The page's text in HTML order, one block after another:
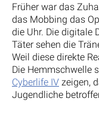
Früher war das
das Mobbing das
die Uhr. Die digitale
Täter sehen die
Weil diese direkte
Die Hemmschwelle
Cyberlife IV zeigen,
Jugendliche